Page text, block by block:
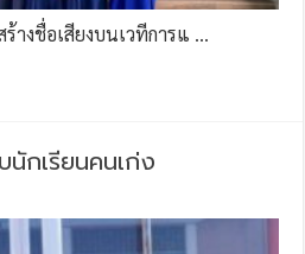
างชื่อเสียงบนเวทีการแ …
กเรียนคนเก่ง